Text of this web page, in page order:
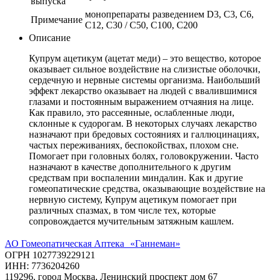
Примечание
монопрепараты разведением D3, C3, C6,
C12, C30 / С50, С100, С200
Описание
Купрум ацетикум (ацетат меди) – это вещество, которое
оказывает сильное воздействие на слизистые оболочки,
сердечную и нервные системы организма. Наибольший
эффект лекарство оказывает на людей с ввалившимися
глазами и постоянным выражением отчаяния на лице.
Как правило, это рассеянные, ослабленные люди,
склонные к судорогам. В некоторых случаях лекарство
назначают при бредовых состояниях и галлюцинациях,
частых переживаниях, беспокойствах, плохом сне.
Помогает при головных болях, головокружении. Часто
назначают в качестве дополнительного к другим
средствам при воспалении миндалин. Как и другие
гомеопатические средства, оказывающие воздействие на
нервную систему, Купрум ацетикум помогает при
различных спазмах, в том числе тех, которые
сопровождается мучительным затяжным кашлем.
АО Гомеопатическая Аптека «Ганнеман»
ОГРН 1027739229121
ИНН: 7736204260
119296, город Москва, Ленинский проспект дом 67